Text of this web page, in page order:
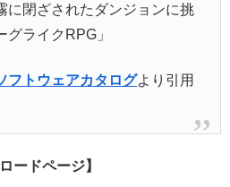
に閉ざされたダンジョンに挑
ライクRPG」
フトウェアカタログより引用
ードページ】